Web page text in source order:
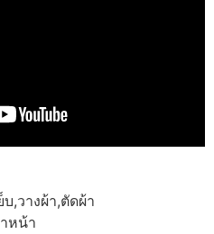
,วางผ้า,ตัดผ้า
หน้า